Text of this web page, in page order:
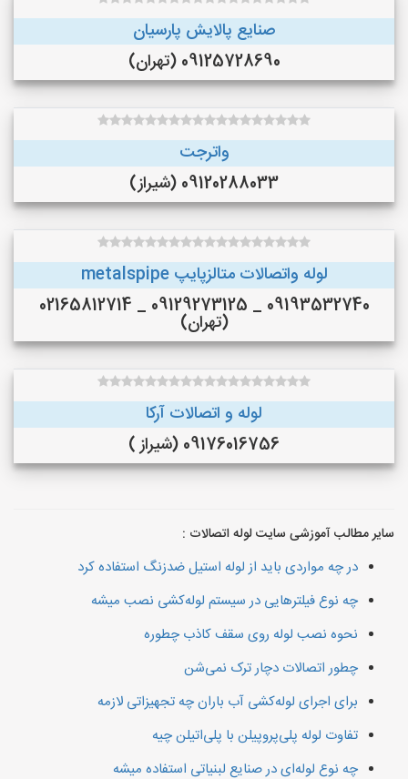
صنایع پالایش پارسیان
09125728690 (تهران)
واترجت
09120288033 (شیراز)
لوله واتصالات متالزپایپ metalspipe
09193532740 _ 09129273125 _ 02165812714
(تهران)
لوله و اتصالات آرکا
09176016756 (شیراز )
سایر مطالب آموزشی سایت لوله اتصالات :
در چه مواردی باید از لوله استیل ضدزنگ استفاده کرد
چه نوع فیلترهایی در سیستم لوله‌کشی نصب میشه
نحوه نصب لوله روی سقف کاذب چطوره
چطور اتصالات دچار ترک نمی‌شن
برای اجرای لوله‌کشی آب باران چه تجهیزاتی لازمه
تفاوت لوله پلی‌پروپیلن با پلی‌اتیلن چیه
چه نوع لوله‌ای در صنایع لبنیاتی استفاده میشه